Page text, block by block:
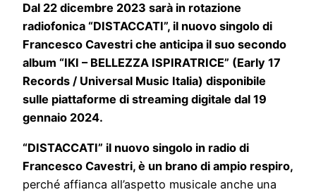
Dal 22 dicembre 2023 sarà in rotazione
radiofonica “DISTACCATI”, il nuovo singolo di
Francesco Cavestri che anticipa il suo secondo
album “IKI – BELLEZZA ISPIRATRICE” (Early 17
Records / Universal Music Italia) disponibile
sulle piattaforme di streaming digitale dal 19
gennaio 2024.
“DISTACCATI” il nuovo singolo in radio di
Francesco Cavestri, è un brano di ampio respiro,
perché affianca all’aspetto musicale anche una